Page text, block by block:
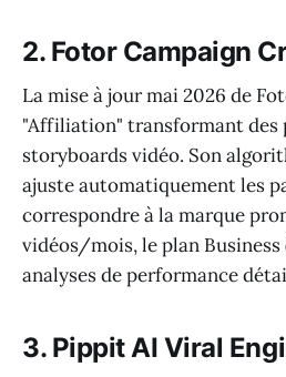
2. Fotor Campaign
La mise à jour mai 2026 de
"Affiliation" transformant des
storyboards vidéo. Son
ajuste automatiquement les
correspondre à la marque
vidéos/mois, le plan
analyses de performance
3. Pippit AI Viral